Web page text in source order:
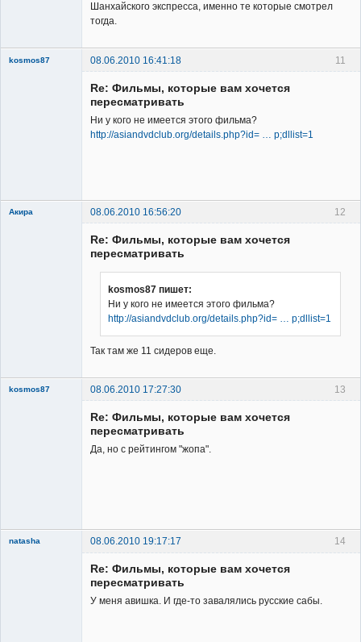
Шанхайского экспресса, именно те которые смотрел
тогда.
11
kosmos87 08.06.2010 16:41:18
Re: Фильмы, которые вам хочется
пересматривать
Ни у кого не имеется этого фильма?
http://asiandvdclub.org/details.php?id= … p;dllist=1
12
Акира 08.06.2010 16:56:20
Re: Фильмы, которые вам хочется
пересматривать
kosmos87 пишет:
Ни у кого не имеется этого фильма?
http://asiandvdclub.org/details.php?id= … p;dllist=1
Так там же 11 сидеров еще.
13
kosmos87 08.06.2010 17:27:30
Re: Фильмы, которые вам хочется
пересматривать
Да, но с рейтингом "жопа".
14
natasha 08.06.2010 19:17:17
Re: Фильмы, которые вам хочется
пересматривать
У меня авишка. И где-то завалялись русские сабы.